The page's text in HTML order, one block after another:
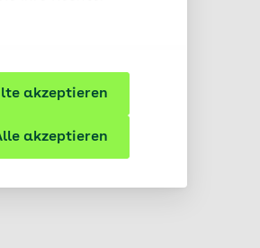
akzeptieren
akzeptieren